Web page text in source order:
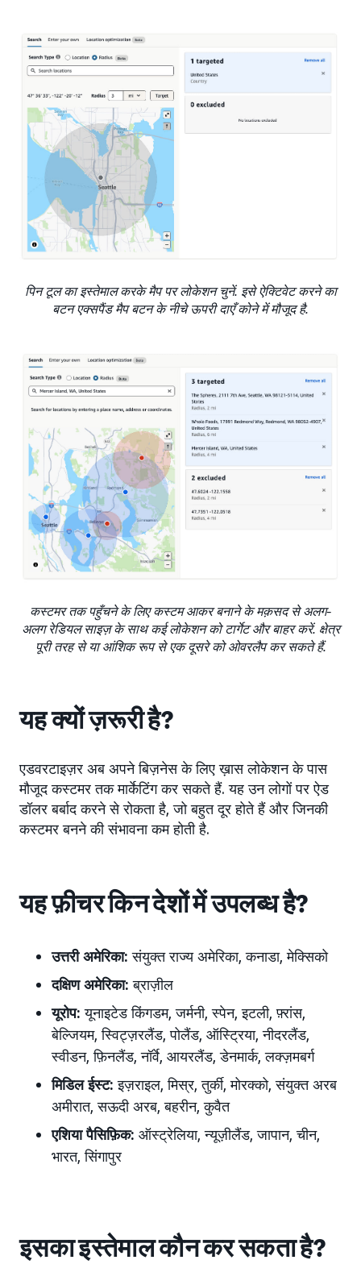
पिन टूल का इस्तेमाल करके मैप पर लोकेशन चुनें. इसे ऐक्टिवेट करने का
बटन एक्सपैंड मैप बटन के नीचे ऊपरी दाएँ कोने में मौजूद है.
कस्टमर तक पहुँचने के लिए कस्टम आकर बनाने के मक़सद से अलग-
अलग रेडियल साइज़ के साथ कई लोकेशन को टार्गेट और बाहर करें. क्षेत्र
पूरी तरह से या आंशिक रूप से एक दूसरे को ओवरलैप कर सकते हैं.
यह क्यों ज़रूरी है?
एडवरटाइज़र अब अपने बिज़नेस के लिए ख़ास लोकेशन के पास
मौजूद कस्टमर तक मार्केटिंग कर सकते हैं. यह उन लोगों पर ऐड
डॉलर बर्बाद करने से रोकता है, जो बहुत दूर होते हैं और जिनकी
कस्टमर बनने की संभावना कम होती है.
यह फ़ीचर किन देशों में उपलब्ध है?
उत्तरी अमेरिका: संयुक्त राज्य अमेरिका, कनाडा, मेक्सिको
दक्षिण अमेरिका: ब्राज़ील
यूरोप: यूनाइटेड किंगडम, जर्मनी, स्पेन, इटली, फ़्रांस,
बेल्जियम, स्विट्ज़रलैंड, पोलैंड, ऑस्ट्रिया, नीदरलैंड,
स्वीडन, फ़िनलैंड, नॉर्वे, आयरलैंड, डेनमार्क, लक्ज़मबर्ग
मिडिल ईस्ट: इज़राइल, मिस्र, तुर्की, मोरक्को, संयुक्त अरब
अमीरात, सऊदी अरब, बहरीन, कुवैत
एशिया पैसिफ़िक: ऑस्ट्रेलिया, न्यूज़ीलैंड, जापान, चीन,
भारत, सिंगापुर
इसका इस्तेमाल कौन कर सकता है?